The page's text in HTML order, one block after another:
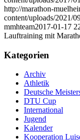
http://marathon-
content/uploads/2021/
mmhteam2017-01-17
Lauftraining mit
Kategorien
Archiv
Athletik
Deutsche
DTU Cup
International
Jugend
Kalender
Kooperation